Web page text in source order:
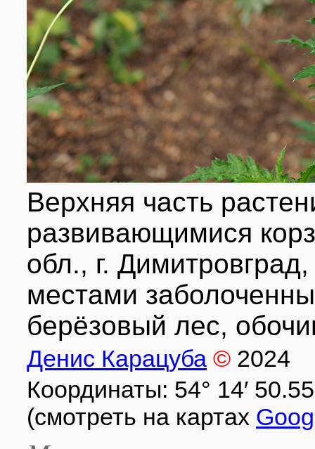
Верхняя часть
развивающимися
обл., г.
местами
берёзовый лес,
Денис Карацуба © 2024
Координаты: 54° 14′
(смотреть на картах